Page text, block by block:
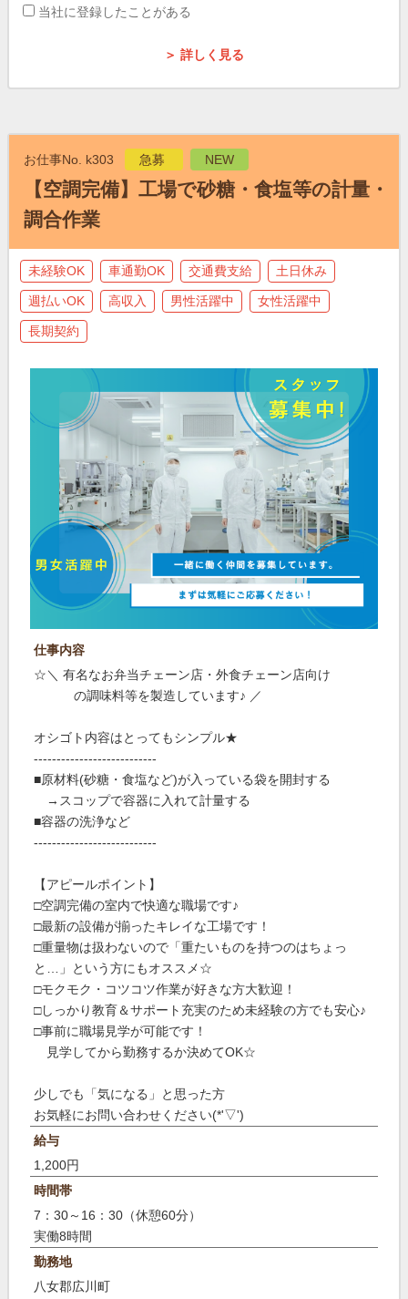
当社に登録したことがある
＞ 詳しく見る
お仕事No. k303 急募 NEW
【空調完備】工場で砂糖・食塩等の計量・
調合作業
未経験OK 車通勤OK 交通費支給 土日休み
週払いOK 高収入 男性活躍中 女性活躍中
長期契約
仕事内容
☆＼ 有名なお弁当チェーン店・外食チェーン店向け
の調味料等を製造しています♪ ／
オシゴト内容はとってもシンプル★
---------------------------
■原材料(砂糖・食塩など)が入っている袋を開封する
→スコップで容器に入れて計量する
■容器の洗浄など
---------------------------
【アピールポイント】
□空調完備の室内で快適な職場です♪
□最新の設備が揃ったキレイな工場です！
□重量物は扱わないので「重たいものを持つのはちょっ
と…」という方にもオススメ☆
□モクモク・コツコツ作業が好きな方大歓迎！
□しっかり教育＆サポート充実のため未経験の方でも安心♪
□事前に職場見学が可能です！
見学してから勤務するか決めてOK☆
少しでも「気になる」と思った方
お気軽にお問い合わせください(*'▽')
給与
1,200円
時間帯
7：30～16：30（休憩60分）
実働8時間
勤務地
八女郡広川町